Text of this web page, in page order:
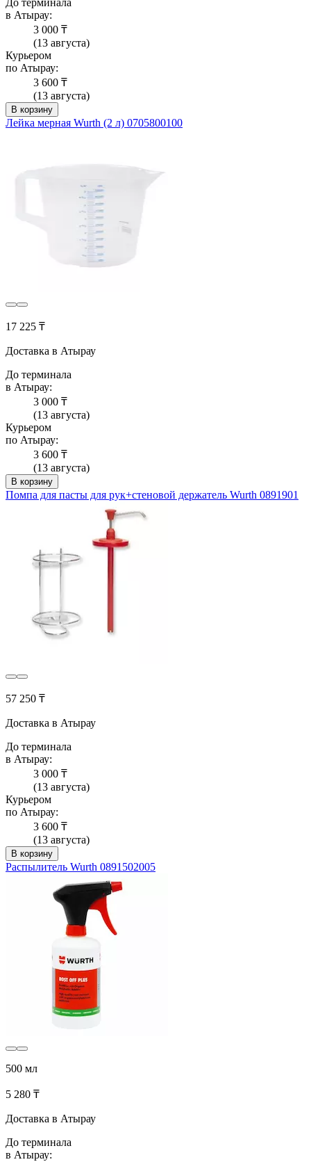
До терминала
в Атырау:
3 000 ₸
(13 августа)
Курьером
по Атырау:
3 600 ₸
(13 августа)
В корзину
Лейка мерная Wurth (2 л) 0705800100
17 225 ₸
Доставка в Атырау
До терминала
в Атырау:
3 000 ₸
(13 августа)
Курьером
по Атырау:
3 600 ₸
(13 августа)
В корзину
Помпа для пасты для рук+стеновой держатель Wurth 0891901
57 250 ₸
Доставка в Атырау
До терминала
в Атырау:
3 000 ₸
(13 августа)
Курьером
по Атырау:
3 600 ₸
(13 августа)
В корзину
Распылитель Wurth 0891502005
500 мл
5 280 ₸
Доставка в Атырау
До терминала
в Атырау: